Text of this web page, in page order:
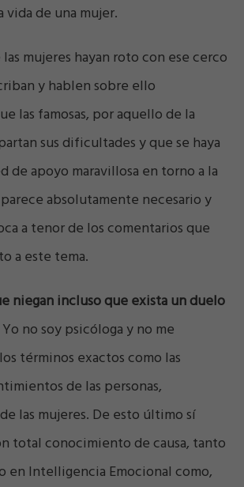
de una mujer.
mujeres hayan roto con ese cerco
y hablen sobre ello
las famosas, por aquello de la
sus dificultades y que se haya
de apoyo maravillosa en torno a la
absolutamente necesario y
a tenor de los comentarios que
a este tema.
niegan incluso que exista un duelo
Yo no soy psicóloga y no me
términos exactos como las
de las personas,
las mujeres. De esto último sí
total conocimiento de causa, tanto
en Intelligencia Emocional como,